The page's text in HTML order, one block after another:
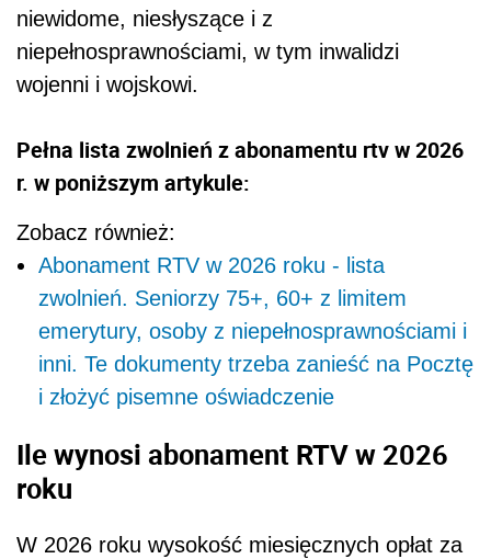
niewidome, niesłyszące i z
niepełnosprawnościami, w tym inwalidzi
wojenni i wojskowi.
Pełna lista zwolnień z abonamentu rtv w 2026
r. w poniższym artykule:
Zobacz również:
Abonament RTV w 2026 roku - lista
zwolnień. Seniorzy 75+, 60+ z limitem
emerytury, osoby z niepełnosprawnościami i
inni. Te dokumenty trzeba zanieść na Pocztę
i złożyć pisemne oświadczenie
Ile wynosi abonament RTV w 2026
roku
W 2026 roku wysokość miesięcznych opłat za